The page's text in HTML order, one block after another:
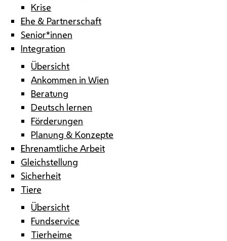
Krise
Ehe & Partnerschaft
Senior*innen
Integration
Übersicht
Ankommen in Wien
Beratung
Deutsch lernen
Förderungen
Planung & Konzepte
Ehrenamtliche Arbeit
Gleichstellung
Sicherheit
Tiere
Übersicht
Fundservice
Tierheime